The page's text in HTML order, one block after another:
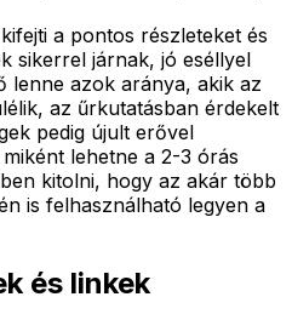
a pontos részleteket és
sikerrel járnak, jó eséllyel
lenne azok aránya, akik az
az űrkutatásban érdekelt
pedig újult erővel
lehetne a 2-3 órás
kitolni, hogy az akár több
is felhasználható legyen a
és linkek